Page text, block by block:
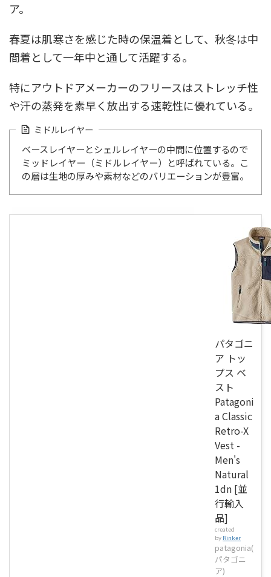
ア。
春夏は肌寒さを感じた時の保温着として、秋冬は中
間着として一年中と通して活躍する。
特にアウトドアメーカーのフリースはストレッチ性
や汗の蒸発を素早く放出する速乾性に優れている。
ミドルレイヤー
ベースレイヤーとシェルレイヤーの中間に位置するので
ミッドレイヤー（ミドルレイヤー）と呼ばれている。こ
の層は生地の厚みや素材などのバリエーションが豊富。
パタゴニ
ア トッ
プス ベ
スト
Patagoni
a Classic
Retro-X
Vest -
Men's
Natural
1dn [並
行輸入
品]
created
by Rinker
patagonia(
パタゴニ
ア)